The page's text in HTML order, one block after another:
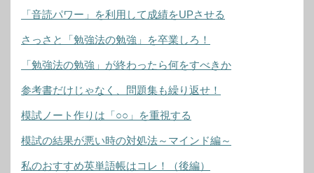
「音読パワー」を利用して成績をUPさせる
さっさと「勉強法の勉強」を卒業しろ！
「勉強法の勉強」が終わったら何をすべきか
参考書だけじゃなく、問題集も繰り返せ！
模試ノート作りは「○○」を重視する
模試の結果が悪い時の対処法～マインド編～
私のおすすめ英単語帳はコレ！（後編）